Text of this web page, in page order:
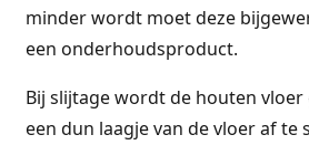
minder wordt moet deze
een onderhoudsproduct.
Bij slijtage wordt de houten
een dun laagje van de vloer af te